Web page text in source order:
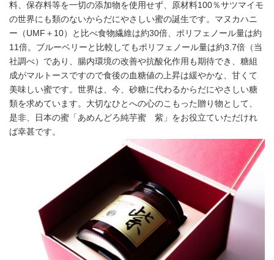
料、保存料等を一切の添加物を使用せず、原材料100％サツマイモ
の世界にも類のないからだにやさしい蜜の誕生です。マヌカハニ
ー（UMF＋10）と比べ食物繊維は約30倍、ポリフェノール量は約
11倍。ブルーベリーと比較してもポリフェノール量は約3.7倍（当
社調べ）であり、腸内環境の改善や抗酸化作用も期待でき、糖組
成がマルトースですので食後の血糖値の上昇は緩やかな、甘くて
美味しい蜜です。世界は、今、砂糖に代わるからだにやさしい糖
類を求めています。大切なひとへの心のこもった贈り物として、
是非、日本の蜜「あめんどろ純芋蜜 紫」をお役立ていただけれ
ば幸甚です。